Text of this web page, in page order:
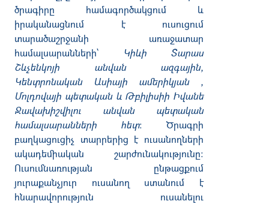
ծրագիրը
համագործակցում
և
իրականացնում
է
ուսուցում
տարածաշրջանի
առաջատար
համալսարանների` Կիևի
Տարաս
Շևչենկոյի
անվան ազգային,
Կենտրոնական
Ասիայի ամերիկյան,
Մոլդովայի պետական և Թբիլիսիի Իվանե
Ջավախիշվիլու
անվան
պետական
համալսարանների
հետ: Ծրագրի
բաղկացուցիչ տարրերից է ուսանողների
ակադեմիական
շարժունակությունը:
Ուսումնառության
ընթացքում
յուրաքանչյուր
ուսանող ստանում
է
հնարավորություն
ուսանելու